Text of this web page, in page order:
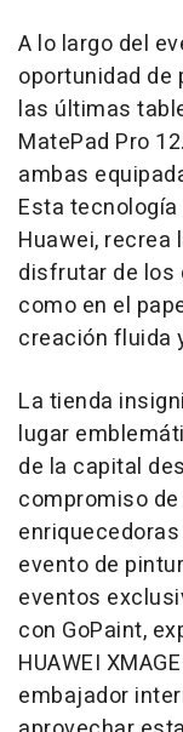
A lo largo del
oportunidad de
las últimas
MatePad Pro
ambas
Esta
Huawei, recrea
disfrutar de los
como en el
creación fluida
La tienda
lugar
de la capital
compromiso
evento de
eventos
con GoPaint,
HUAWEI
embajador